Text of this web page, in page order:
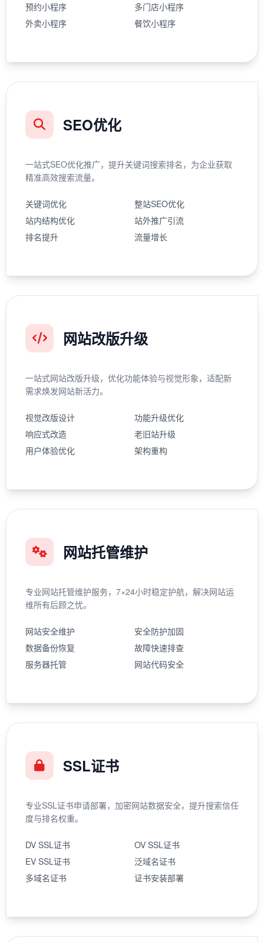
预约小程序
多门店小程序
外卖小程序
餐饮小程序
SEO优化
一站式SEO优化推广，提升关键词搜索排名，为企业获取
精准高效搜索流量。
关键词优化
整站SEO优化
站内结构优化
站外推广引流
排名提升
流量增长
网站改版升级
一站式网站改版升级，优化功能体验与视觉形象，适配新
需求焕发网站新活力。
视觉改版设计
功能升级优化
响应式改造
老旧站升级
用户体验优化
架构重构
网站托管维护
专业网站托管维护服务，7×24小时稳定护航，解决网站运
维所有后顾之忧。
网站安全维护
安全防护加固
数据备份恢复
故障快速排查
服务器托管
网站代码安全
SSL证书
专业SSL证书申请部署，加密网站数据安全，提升搜索信任
度与排名权重。
DV SSL证书
OV SSL证书
EV SSL证书
泛域名证书
多域名证书
证书安装部署